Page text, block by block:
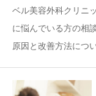
ベル美容外科クリニ
に悩んでいる方の相
原因と改善方法につ